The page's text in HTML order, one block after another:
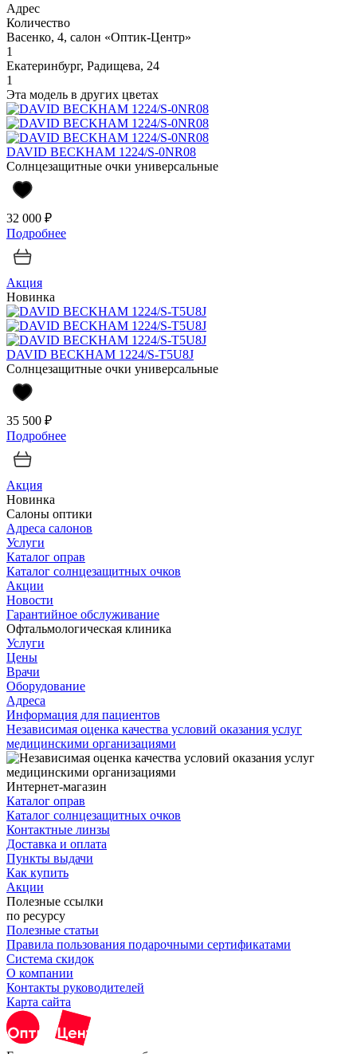
Адрес
Количество
Васенко, 4, салон «Оптик-Центр»
1
Екатеринбург, Радищева, 24
1
Эта модель в других цветах
DAVID BECKHAM 1224/S-0NR08
Солнцезащитные очки универсальные
32 000 ₽
Подробнее
Акция
Новинка
DAVID BECKHAM 1224/S-T5U8J
Солнцезащитные очки универсальные
35 500 ₽
Подробнее
Акция
Новинка
Салоны оптики
Адреса салонов
Услуги
Каталог оправ
Каталог солнцезащитных очков
Акции
Новости
Гарантийное обслуживание
Офтальмологическая клиника
Услуги
Цены
Врачи
Оборудование
Адреса
Информация для пациентов
Независимая оценка качества условий оказания услуг
медицинскими организациями
Интернет-магазин
Каталог оправ
Каталог солнцезащитных очков
Контактные линзы
Доставка и оплата
Пункты выдачи
Как купить
Акции
Полезные ссылки
по ресурсу
Полезные статьи
Правила пользования подарочными сертификатами
Система скидок
О компании
Контакты руководителей
Карта сайта